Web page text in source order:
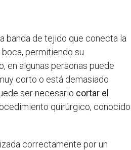
banda de tejido que conecta la
boca, permitiendo su
en algunas personas puede
corto o está demasiado
ser necesario cortar el
quirúrgico, conocido
correctamente por un